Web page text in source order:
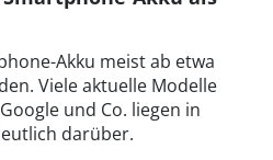
Akku meist ab etwa
Viele aktuelle Modelle
und Co. liegen in
darüber.